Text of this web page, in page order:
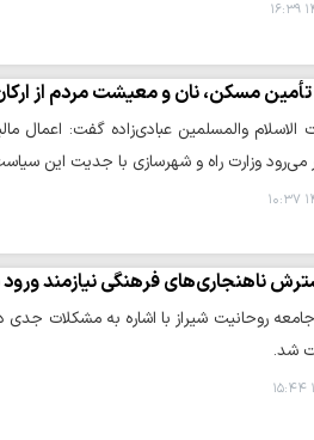
تأمین مسکن، نان و معیشت مردم از
والمسلمین عبادی‌زاده گفت: اعمال
می‌رود وزارت راه و شهرسازی با جدیت این
ناهنجاری‌های فرهنگی نیازمند
روحانیت شیراز با اشاره به مشکلات جدی
شد.